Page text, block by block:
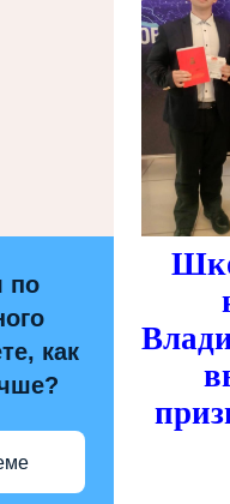
по
как